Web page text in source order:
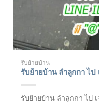
รับย้ายบ้าน
รับย้ายบ้าน ลำลูกกา ไป
รับย้ายบ้าน ลำลูกกา ไป